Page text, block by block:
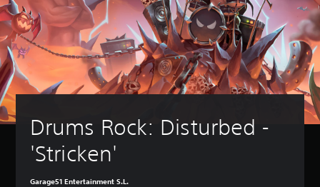
Drums Rock: Disturbed -
'Stricken'
Garage51 Entertainment S.L.